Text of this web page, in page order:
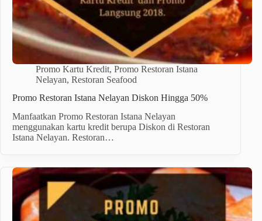
Promo Kartu Kredit, Promo Restoran Istana
Nelayan, Restoran Seafood
Promo Restoran Istana Nelayan Diskon Hingga 50%
Manfaatkan Promo Restoran Istana Nelayan
menggunakan kartu kredit berupa Diskon di Restoran
Istana Nelayan. Restoran…